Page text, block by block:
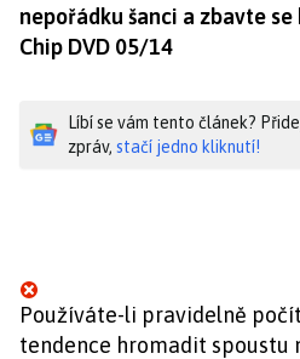
nepořádku šanci a zbavte
Chip DVD 05/14
Líbí se vám tento článek?
zpráv, stačí jedno kliknutí!
Používáte-li pravidelně
tendence hromadit spoustu